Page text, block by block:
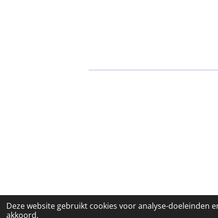
Deze website gebruikt cookies voor analyse-doeleinden
akkoord.
© 2023 Bar WELP